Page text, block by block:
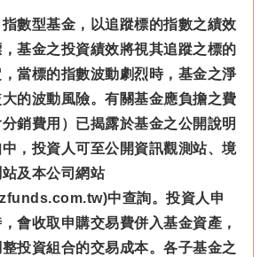
數型基金，以追蹤標的指數之績效
基金之投資績效將視其追蹤之標的
當標的指數波動劇烈時，基金之淨
的波動風險。有關基金應負擔之費
銷費用）已揭露於基金之公開說明
，投資人可至公開資訊觀測站、境
及本公司網站
中查詢。投資人申
會收取申購交易費併入基金資產，
投資組合的交易成本。各子基金之